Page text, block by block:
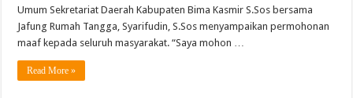
Umum Sekretariat Daerah Kabupaten Bima Kasmir S.Sos bersama
Jafung Rumah Tangga, Syarifudin, S.Sos menyampaikan permohonan
maaf kepada seluruh masyarakat. “Saya mohon …
Read More »